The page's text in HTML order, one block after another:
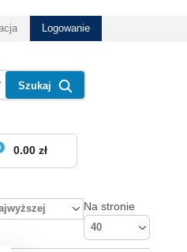
Logowanie
Szukaj
0.00 zł
Na stronie
40